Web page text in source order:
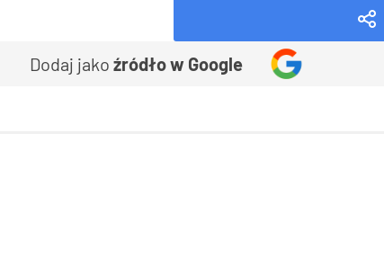
Dodaj jako źródło w Google